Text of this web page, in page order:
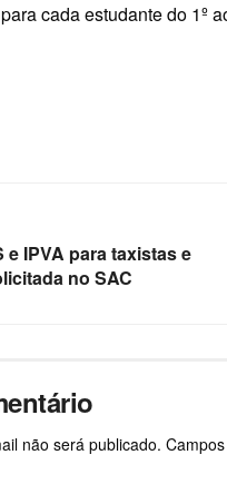
cada estudante do 1º
e IPVA para taxistas e
no SAC
não será publicado.